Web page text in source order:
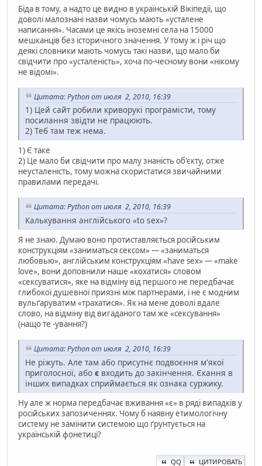
Біда в тому, а надто це видно в українській Вікіпедії, що
доволі малознані назви чомусь мають «усталене
написання». Часами це якісь іноземні села на 15000
мешканців без історичного значення. У тому ж і річ що
деякі словники мають чомусь такі назви, що мало би
свідчити про «усталеність», хоча по-чесному вони «нікому
не відомі».
Цитата: Python от июля 2, 2010, 16:39
1) Цей сайт робили криворукі програмісти, тому
посилання звідти не працюють.
2) Теб там теж нема.
1) Є таке
2) Це мало би свідчити про малу знаність об'єкту, отже
неусталеність, тому можна скористатися звичайними
правилами передачі.
Цитата: Python от июля 2, 2010, 16:39
Калькування англійського «to sex»?
Я не знаю. Думаю воно протиставляється російським
конструкціям «заниматься сексом» — «заниматься
любовью», англійським конструкціям «have sex» — «make
love», вони доповнили наше «кохатися» словом
«сексуватися», яке на відміну від першого не передбачає
глибокої душевної приязні між партнерами, і не є модним
вульґаруватим «трахатися». Як на мене доволі вдале
слово, на відміну від вигаданого там же «сексування»
(нащо те -ування?)
Цитата: Python от июля 2, 2010, 16:39
Не ріжуть. Але там або присутнє подвоєння м'якої
приголосної, або є входить до закінчення. Єкання в
інших випадках сприймається як ознака суржику.
Ну але ж норма передбачає вживання «є» в ряді випадків у
російських запозиченнях. Чому б наявну етимологічну
систему не замінити системою що ґрунтується на
українській фонетиці?
QQ ЦИТИРОВАТЬ